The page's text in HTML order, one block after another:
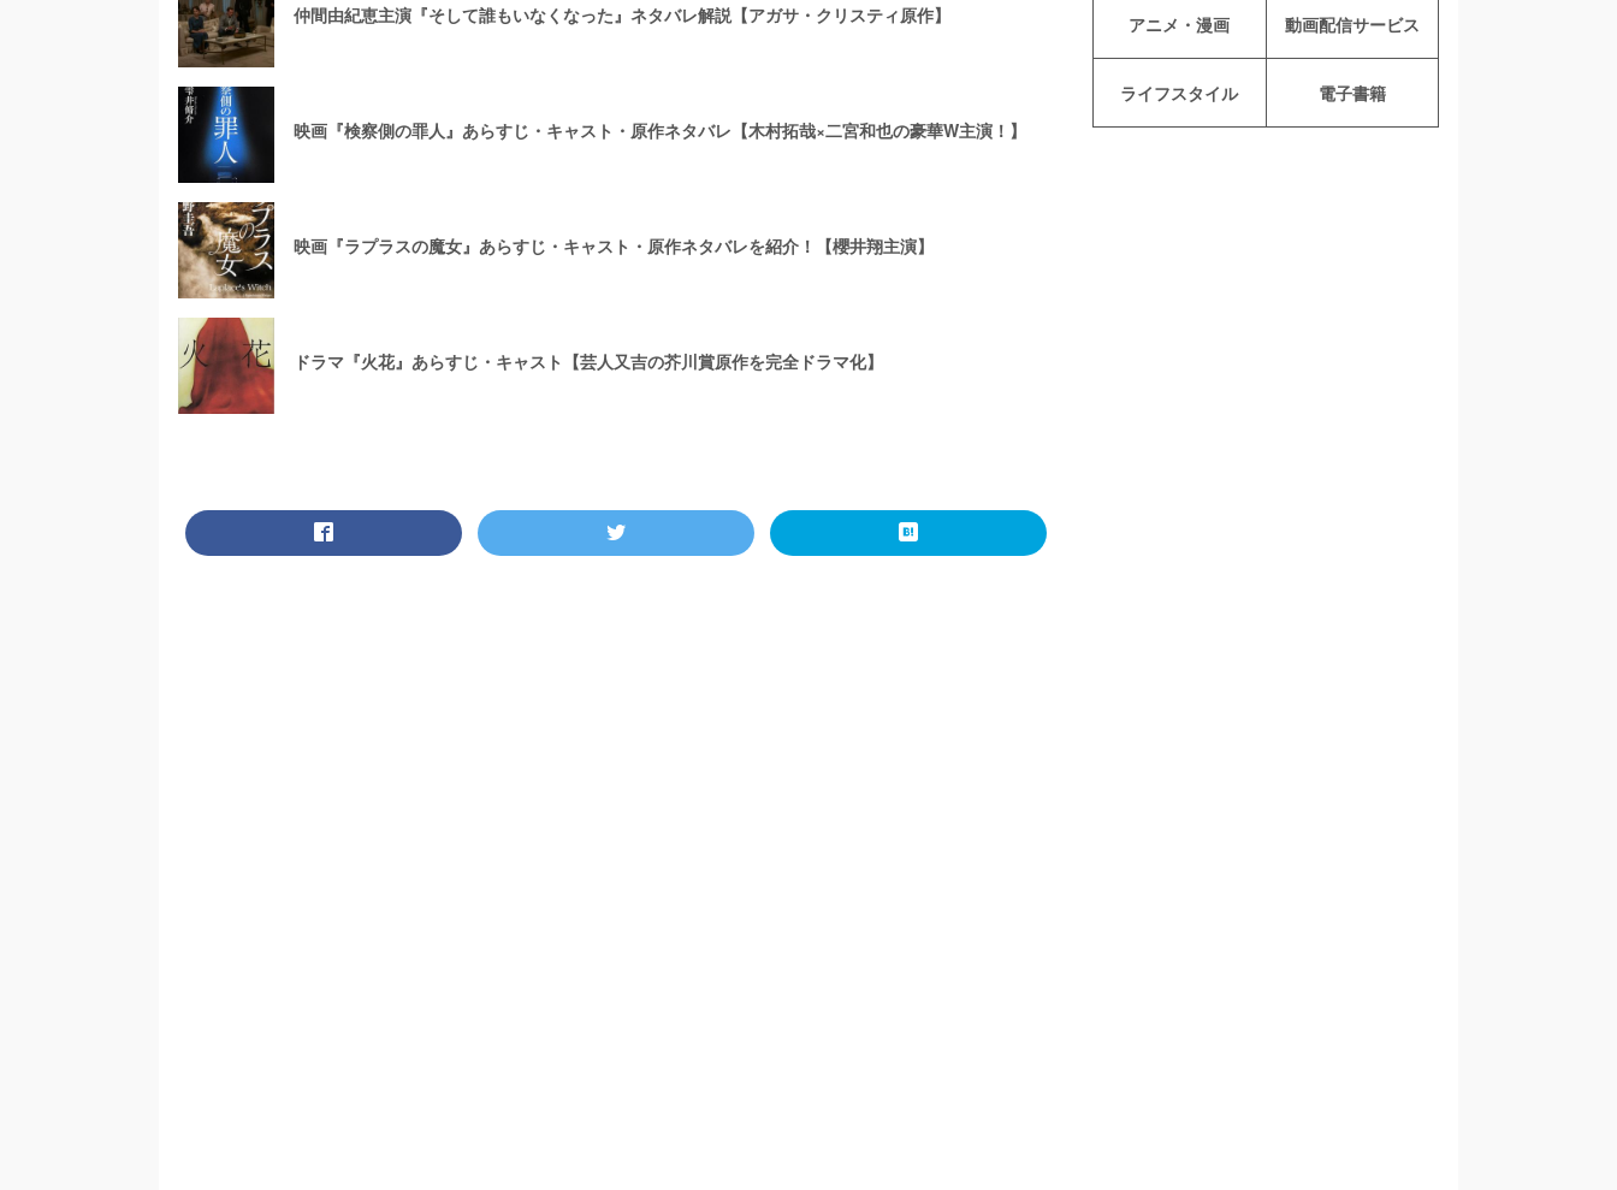
仲間由紀恵主演『そして誰もいなくなった』ネタバレ解説【アガサ・クリスティ原作】
映画『検察側の罪人』あらすじ・キャスト・原作ネタバレ【木村拓哉×二宮和也の豪華W主演！】
映画『ラプラスの魔女』あらすじ・キャスト・原作ネタバレを紹介！【櫻井翔主演】
ドラマ『火花』あらすじ・キャスト【芸人又吉の芥川賞原作を完全ドラマ化】
アニメ・漫画 動画配信サービス
ライフスタイル 電子書籍